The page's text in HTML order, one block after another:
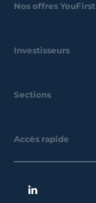
Nos offres YouFirst
Investisseurs
Sections
Accès rapide